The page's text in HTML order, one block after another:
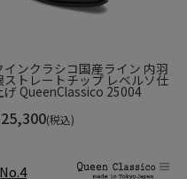
インクラシコ国産ライン 内羽
ストレートチップ レベルソ仕
げ QueenClassico 25004
25,300(税込)